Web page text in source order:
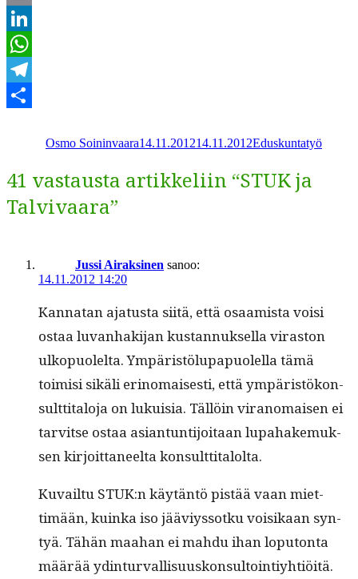
Email
LinkedIn
WhatsApp
Telegram
Osmo Soininvaara14.11.201214.11.2012Eduskuntatyö
41 vastausta artikkeliin “STUK ja
Talvivaara”
Jussi Airaksinen sanoo:
14.11.2012 14:20
Kan­natan aja­tus­ta siitä, että osaamista voisi
ostaa luvan­hak­i­jan kus­tan­nuk­sel­la viras­ton
ulkop­uolelta. Ympäristölu­papuolel­la tämä
toimisi sikäli eri­no­mais­es­ti, että ympäristökon­
sult­ti­talo­ja on lukuisia. Täl­löin vira­nomaisen ei
tarvitse ostaa asiantun­ti­joitaan lupa­hake­muk­
sen kir­joit­ta­neelta konsulttitalolta.
Kuvail­tu STUK:n käytän­tö pistää vaan miet­
timään, kuin­ka iso jääviys­sotku voisikaan syn­
tyä. Tähän maa­han ei mah­du ihan lop­u­ton­ta
määrää ydin­tur­val­lisu­uskon­sul­toin­tiy­htiöitä.